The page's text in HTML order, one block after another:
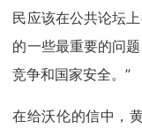
民应该在公共论坛
的一些最重要的问
竞争和国家安全。”
在给沃伦的信中，